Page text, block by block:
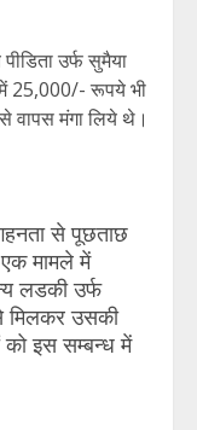
उर्फ सुमैया
25,000/- रूपये भी
वापस मंगा लिये थे।
से पूछताछ
मामले में
लडकी उर्फ
मिलकर उसकी
इस सम्बन्ध में